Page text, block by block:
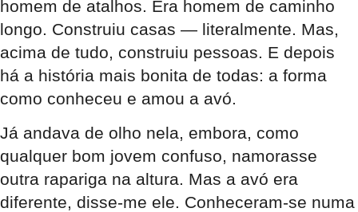
homem de atalhos. Era homem de caminho
longo. Construiu casas — literalmente. Mas,
acima de tudo, construiu pessoas. E depois
há a história mais bonita de todas: a forma
como conheceu e amou a avó.
Já andava de olho nela, embora, como
qualquer bom jovem confuso, namorasse
outra rapariga na altura. Mas a avó era
diferente, disse-me ele. Conheceram-se numa